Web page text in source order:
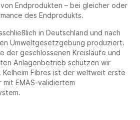
Endprodukten – bei gleicher oder
des Endprodukts.
in Deutschland und nach
Umweltgesetzgebung produziert.
der geschlossenen Kreisläufe und
Anlagenbetrieb schützen wir
Fibres ist der weltweit erste
EMAS-validiertem